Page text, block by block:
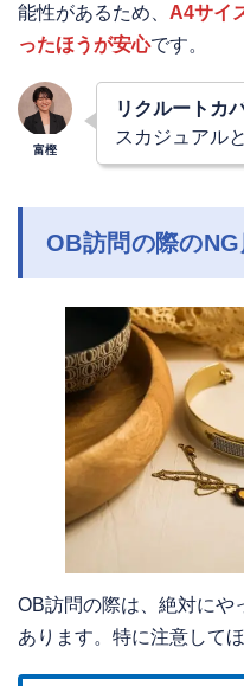
能性があるため、 A4サイ
ったほうが安心です。
リクルートカ
スカジュアル
OB訪問の際の
OB訪問の際は、絶対にや
あります。特に注意して